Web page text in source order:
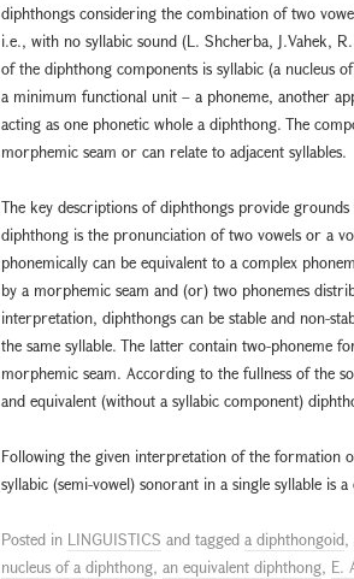
diphthongs considering the combination of two
i.e., with no syllabic sound (L. Shcherba, J.Vahek,
of the diphthong components is syllabic (a nucleus
a minimum functional unit – a phoneme, another
acting as one phonetic whole a diphthong. The
morphemic seam or can relate to adjacent syllables.
The key descriptions of diphthongs provide
diphthong is the pronunciation of two vowels or a
phonemically can be equivalent to a complex
by a morphemic seam and (or) two phonemes
interpretation, diphthongs can be stable and non-
the same syllable. The latter contain two-phoneme
morphemic seam. According to the fullness of the
and equivalent (without a syllabic component)
Following the given interpretation of the formation
syllabic (semi-vowel) sonorant in a single syllable is
Posted in LINGUISTICS and tagged a diphthongoid,
nucleus of a diphthong, an equivalent diphthong, E.